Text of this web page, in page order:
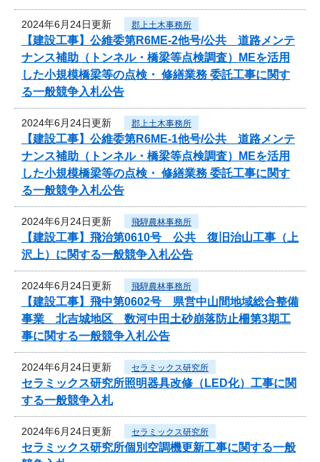
2024年6月24日更新 郡上土木事務所
【建設工事】公維委第R6ME-2他号/公共 道路メンテ
ナンス補助（トンネル・橋梁等点検調査）MEを活用
した小規模橋梁等の点検・ 修繕業務 委託工事に関す
る一般競争入札公告
2024年6月24日更新 郡上土木事務所
【建設工事】公維委第R6ME-1他号/公共 道路メンテ
ナンス補助（トンネル・橋梁等点検調査）MEを活用
した小規模橋梁等の点検・ 修繕業務 委託工事に関す
る一般競争入札公告
2024年6月24日更新 飛騨農林事務所
【建設工事】飛治第0610号 公共 復旧治山工事（上
沢上）に関する一般競争入札公告
2024年6月24日更新 飛騨農林事務所
【建設工事】飛中第0602号 県営中山間地域総合整備
事業 北吉城地区 数河中田土砂崩落防止柵第3期工
事に関する一般競争入札公告
2024年6月24日更新 セラミックス研究所
セラミックス研究所照明器具改修（LED化）工事に関
する一般競争入札
2024年6月24日更新 セラミックス研究所
セラミックス研究所個別空調機更新工事に関する一般